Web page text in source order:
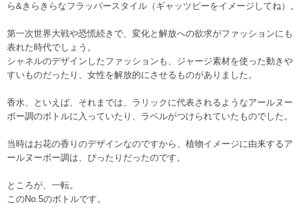
ら&きらきらなフラッパースタイル（ギャッツビーをイメージしてね）。
第一次世界大戦や恐慌続きで、変化と解放への欲求がファッションにも
表れた時代でしょう。
シャネルのデザインしたファッションも、ジャージ素材を使った動きや
すいものだったり、女性を解放的にさせるものがありました。
香水、といえば、それまでは、ラリックに代表されるようなアールヌー
ボー調のボトルに入っていたり、ラベルがつけられていたものでした。
当時はお花の香りのデザインなのですから、植物イメージに由来するア
ールヌーボー調は、ぴったりだったのです。
ところが、一転。
このNo.5のボトルです。